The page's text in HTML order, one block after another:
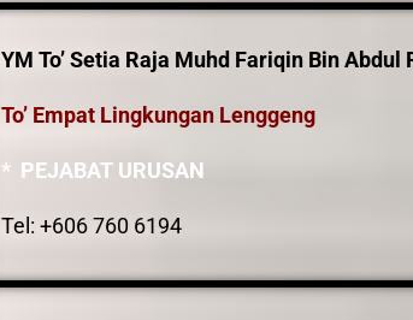
YM To’ Setia Raja Muhd Fariqin Bin Abdul
To’ Empat Lingkungan Lenggeng
* PEJABAT URUSAN
Tel: +606 760 6194